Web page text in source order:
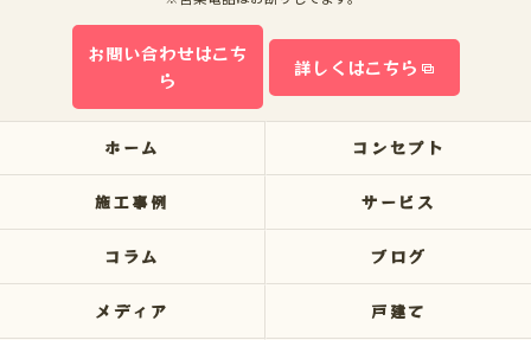
お問い合わせはこち
ら
詳しくはこちら
ホーム コンセプト
施工事例 サービス
コラム ブログ
メディア 戸建て